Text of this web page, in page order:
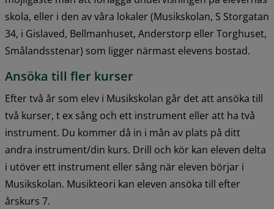
skola, eller i den av våra lokaler (Musikskolan, S Storgatan
34, i Gislaved, Bellmanhuset, Anderstorp eller Torghuset,
Smålandsstenar) som ligger närmast elevens bostad.
Ansöka till fler kurser
Efter två år som elev i Musikskolan går det att ansöka till
två kurser, t ex sång och ett instrument eller att ha två
instrument. Du kommer då in i mån av plats på ditt
andra instrument/din kurs. Drill och kör kan eleven delta
i utöver ett instrument eller sång när eleven börjar i
Musikskolan. Musikteori kan eleven ansöka till efter
årskurs 7.